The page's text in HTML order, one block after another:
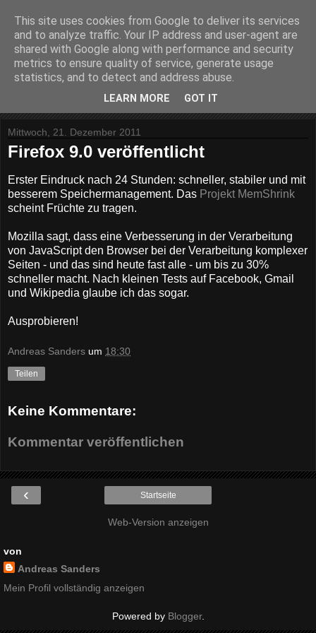
computer-hilfe
aktuelles rund um den PC
Mittwoch, 21. Dezember 2011
Firefox 9.0 veröffentlicht
Erster Eindruck nach 24 Stunden: schneller, stabiler und mit
besserem Speichermanagement. Das Projekt MemShrink
scheint Früchte zu tragen.
Mozilla sagt, dass eine Verbesserung in der Verarbeitung
von JavaScript den Browser bei der Verarbeitung komplexer
Seiten - und das sind heute fast alle - um bis zu 30%
schneller macht. Nach kleinen Tests auf Facebook, Gmail
und Wikipedia glaube ich das sogar.
Ausprobieren!
Andreas Sanders um 18:30
Teilen
Keine Kommentare:
Kommentar veröffentlichen
‹ Startseite
Web-Version anzeigen
von
Andreas Sanders
Mein Profil vollständig anzeigen
Powered by Blogger.
This site uses cookies from Google to deliver its services
and to analyze traffic. Your IP address and user-agent are
shared with Google along with performance and security
metrics to ensure quality of service, generate usage
statistics, and to detect and address abuse.
LEARN MORE GOT IT